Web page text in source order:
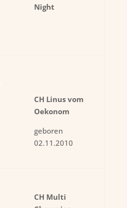
Night
CH Linus vom
Oekonom
geboren
02.11.2010
CH Multi